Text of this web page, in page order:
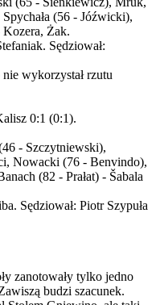
(56 - Jóźwicki),
Kozera, Żak.
Sędziował:
wykorzystał rzutu
0:1 (0:1).
- Szczytniewski),
Nowacki (76 - Benvindo),
(82 - Prałat) - Šabala
Sędziował: Piotr Szypuła
zanotowały tylko jedno
budzi szacunek.